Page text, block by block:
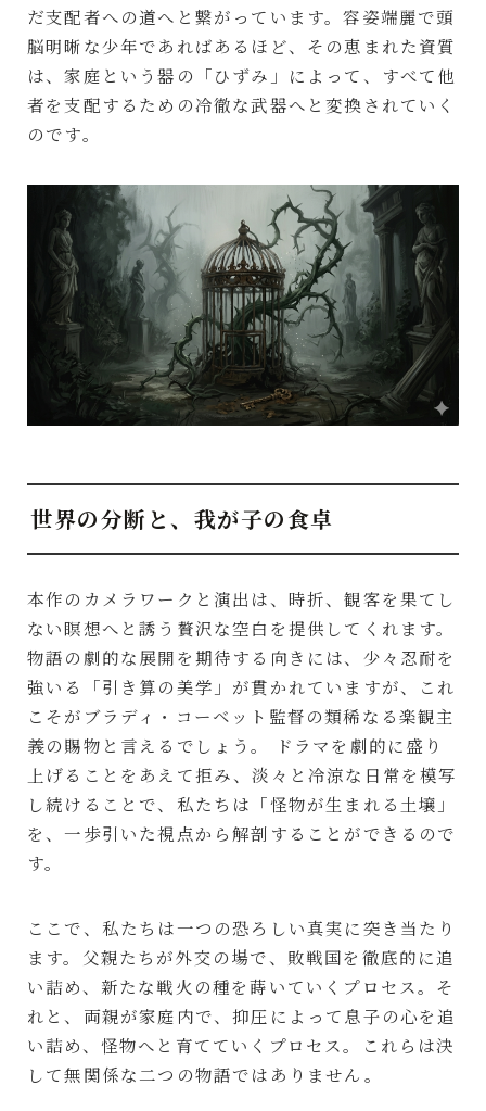
だ支配者への道へと繋がっています。容姿端麗で頭
脳明晰な少年であればあるほど、その恵まれた資質
は、家庭という器の「ひずみ」によって、すべて他
者を支配するための冷徹な武器へと変換されていく
のです。
世界の分断と、我が子の食卓
本作のカメラワークと演出は、時折、観客を果てし
ない瞑想へと誘う贅沢な空白を提供してくれます。
物語の劇的な展開を期待する向きには、少々忍耐を
強いる「引き算の美学」が貫かれていますが、これ
こそがブラディ・コーベット監督の類稀なる楽観主
義の賜物と言えるでしょう。 ドラマを劇的に盛り
上げることをあえて拒み、淡々と冷涼な日常を模写
し続けることで、私たちは「怪物が生まれる土壌」
を、一歩引いた視点から解剖することができるので
す。
ここで、私たちは一つの恐ろしい真実に突き当たり
ます。父親たちが外交の場で、敗戦国を徹底的に追
い詰め、新たな戦火の種を蒔いていくプロセス。そ
れと、両親が家庭内で、抑圧によって息子の心を追
い詰め、怪物へと育てていくプロセス。これらは決
して無関係な二つの物語ではありません。